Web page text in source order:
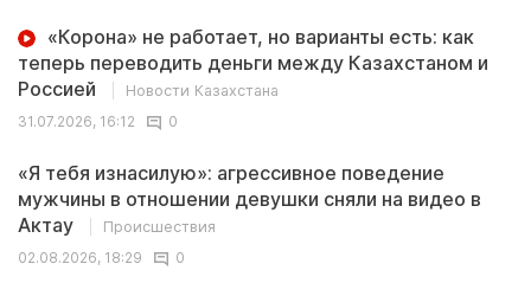
«Корона» не работает, но варианты есть: как
теперь переводить деньги между Казахстаном и
Россией
Новости Казахстана
31.07.2026, 16:12
0
«Я тебя изнасилую»: агрессивное поведение
мужчины в отношении девушки сняли на видео в
Актау
Происшествия
02.08.2026, 18:29
0